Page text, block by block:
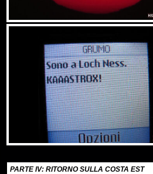
PARTE IV: RITORNO SULLA COSTA EST